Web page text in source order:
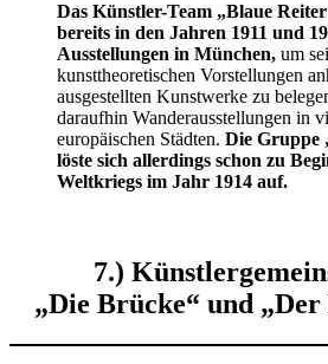
Das Künstler-Team „Blaue
bereits in den Jahren 1911 und
Ausstellungen in München, um
kunsttheoretischen Vorstellungen
ausgestellten Kunstwerke zu
daraufhin Wanderausstellungen in
europäischen Städten. Die Gruppe
löste sich allerdings schon zu
Weltkriegs im Jahr 1914 auf.
7.)
„Die Brücke“ und